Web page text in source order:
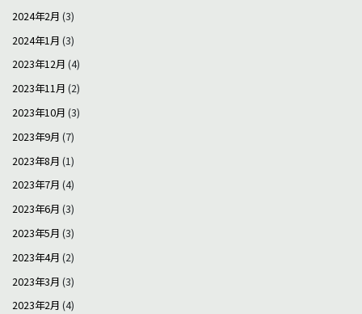
2024年2月 (3)
2024年1月 (3)
2023年12月 (4)
2023年11月 (2)
2023年10月 (3)
2023年9月 (7)
2023年8月 (1)
2023年7月 (4)
2023年6月 (3)
2023年5月 (3)
2023年4月 (2)
2023年3月 (3)
2023年2月 (4)